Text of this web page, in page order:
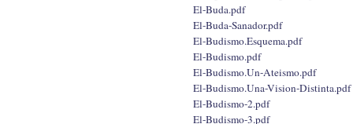
El-Buda.pdf
El-Buda-Sanador.pdf
El-Budismo.Esquema.pdf
El-Budismo.pdf
El-Budismo.Un-Ateismo.pdf
El-Budismo.Una-Vision-Distinta.pdf
El-Budismo-2.pdf
El-Budismo-3.pdf